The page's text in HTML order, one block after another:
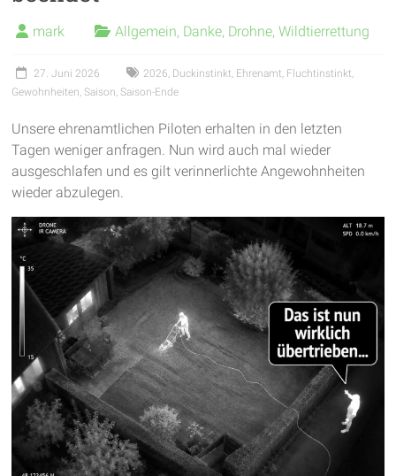
mark Allgemein, Danke, Drohne,Wildtierrettung
27. Juni 2026 2026 Duckinstinkt Ehrenamt Fluchtinstinkt
Gewohnheiten Saison Saison-Ende
Unsere ehrenamtlichen Piloten erhalten in den letzten
Tagen weniger anfragen. Nun wird auch mal wieder
ausgeschlafen und es gilt verinnerlichte Angewohnheiten
wieder abzulegen.